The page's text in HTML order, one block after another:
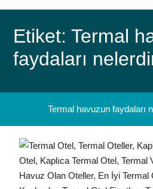
Etiket: Termal
faydaları
Termal havuzun faydaları